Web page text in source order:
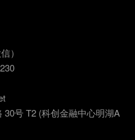
）
号 T2 (科创金融中心明湖A